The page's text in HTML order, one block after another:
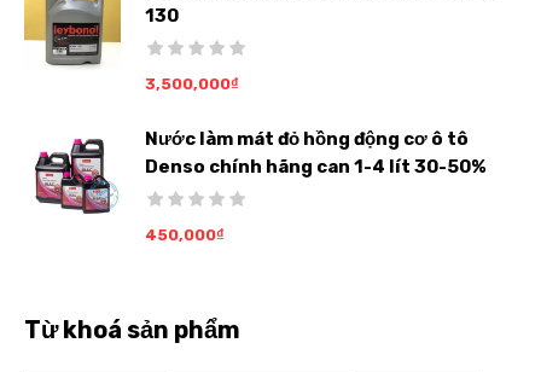
130
3,500,000₫
Nước làm mát đỏ hồng động cơ ô tô
Denso chính hãng can 1-4 lít 30-50%
450,000₫
Từ khoá sản phẩm